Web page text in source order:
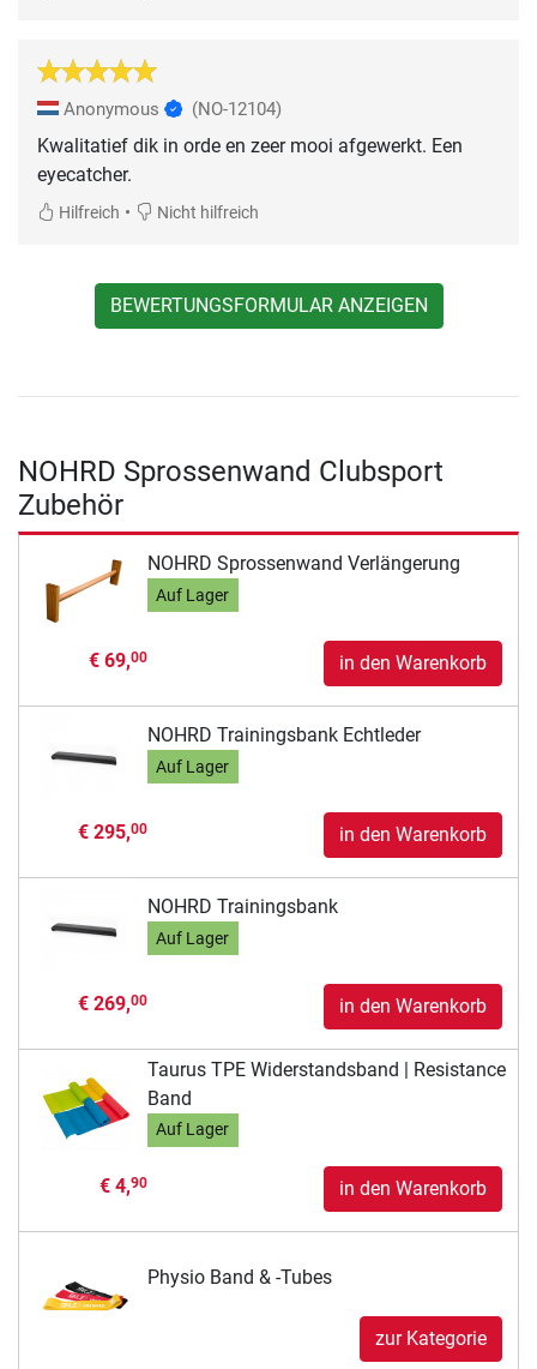
Anonymous (NO-12104)
Kwalitatief dik in orde en zeer mooi afgewerkt. Een
eyecatcher.
Hilfreich • Nicht hilfreich
BEWERTUNGSFORMULAR ANZEIGEN
NOHRD Sprossenwand Clubsport
Zubehör
NOHRD Sprossenwand Verlängerung
Auf Lager
€ 69,00 in den Warenkorb
NOHRD Trainingsbank Echtleder
Auf Lager
€ 295,00 in den Warenkorb
NOHRD Trainingsbank
Auf Lager
€ 269,00 in den Warenkorb
Taurus TPE Widerstandsband | Resistance
Band
Auf Lager
€ 4,90 in den Warenkorb
Physio Band & -Tubes
zur Kategorie